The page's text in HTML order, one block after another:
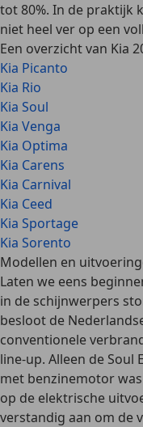
tot 80%. In de praktijk
niet heel ver op een
Een overzicht van Kia
Kia Picanto
Kia Rio
Kia Soul
Kia Venga
Kia Optima
Kia Carens
Kia Carnival
Kia Ceed
Kia Sportage
Kia Sorento
Modellen en
Laten we eens
in de schijnwerpers
besloot de
conventionele
line-up. Alleen de Soul
met benzinemotor
op de elektrische
verstandig aan om de